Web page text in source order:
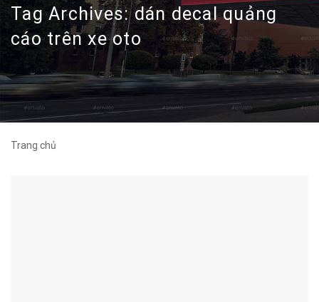
Tag Archives:dán decal quảng
cáo trên xe oto
Trang chủ